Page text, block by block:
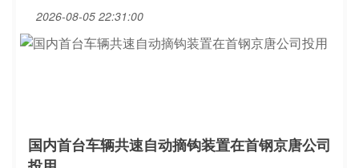
2026-08-05 22:31:00
国内首台车辆共速自动摘钩装置在首钢京唐公司